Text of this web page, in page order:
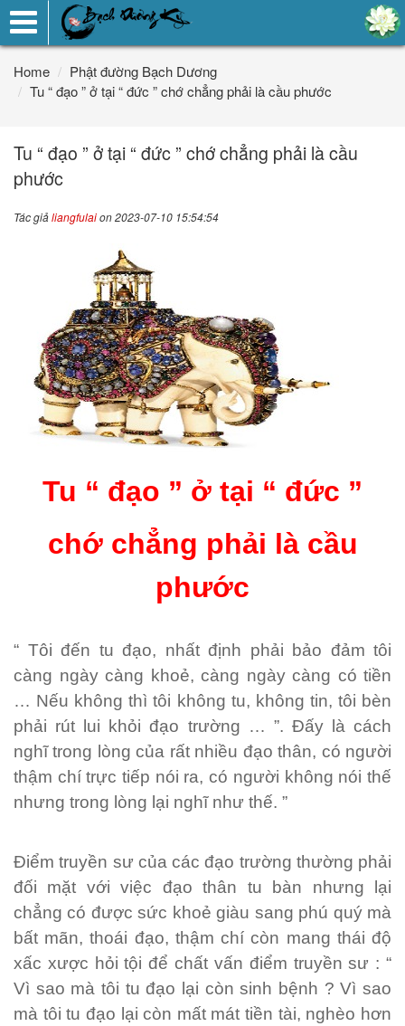
Toggle
navigation
Home
Phật đường Bạch Dương
Tu “ đạo ” ở tại “ đức ” chớ chẳng phải là cầu phước
Tu “ đạo ” ở tại “ đức ” chớ chẳng phải là cầu
phước
Tác giảliangfulaion 2023-07-10 15:54:54
Tu “ đạo ” ở tại “ đức ”
chớ chẳng phải là cầu
phước
“ Tôi đến tu đạo, nhất định phải bảo đảm tôi
càng ngày càng khoẻ, càng ngày càng có tiền
… Nếu không thì tôi không tu, không tin, tôi bèn
phải rút lui khỏi đạo trường … ”. Đấy là cách
nghĩ trong lòng của rất nhiều đạo thân, có người
thậm chí trực tiếp nói ra, có người không nói thế
nhưng trong lòng lại nghĩ như thế. ”
Điểm truyền sư của các đạo trường thường phải
đối mặt với việc đạo thân tu bàn nhưng lại
chẳng có được sức khoẻ giàu sang phú quý mà
bất mãn, thoái đạo, thậm chí còn mang thái độ
xấc xược hỏi tội để chất vấn điểm truyền sư : “
Vì sao mà tôi tu đạo lại còn sinh bệnh ? Vì sao
mà tôi tu đạo lại còn mất mát tiền tài, nghèo hơn